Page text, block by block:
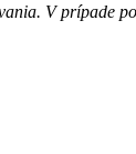
V prípade